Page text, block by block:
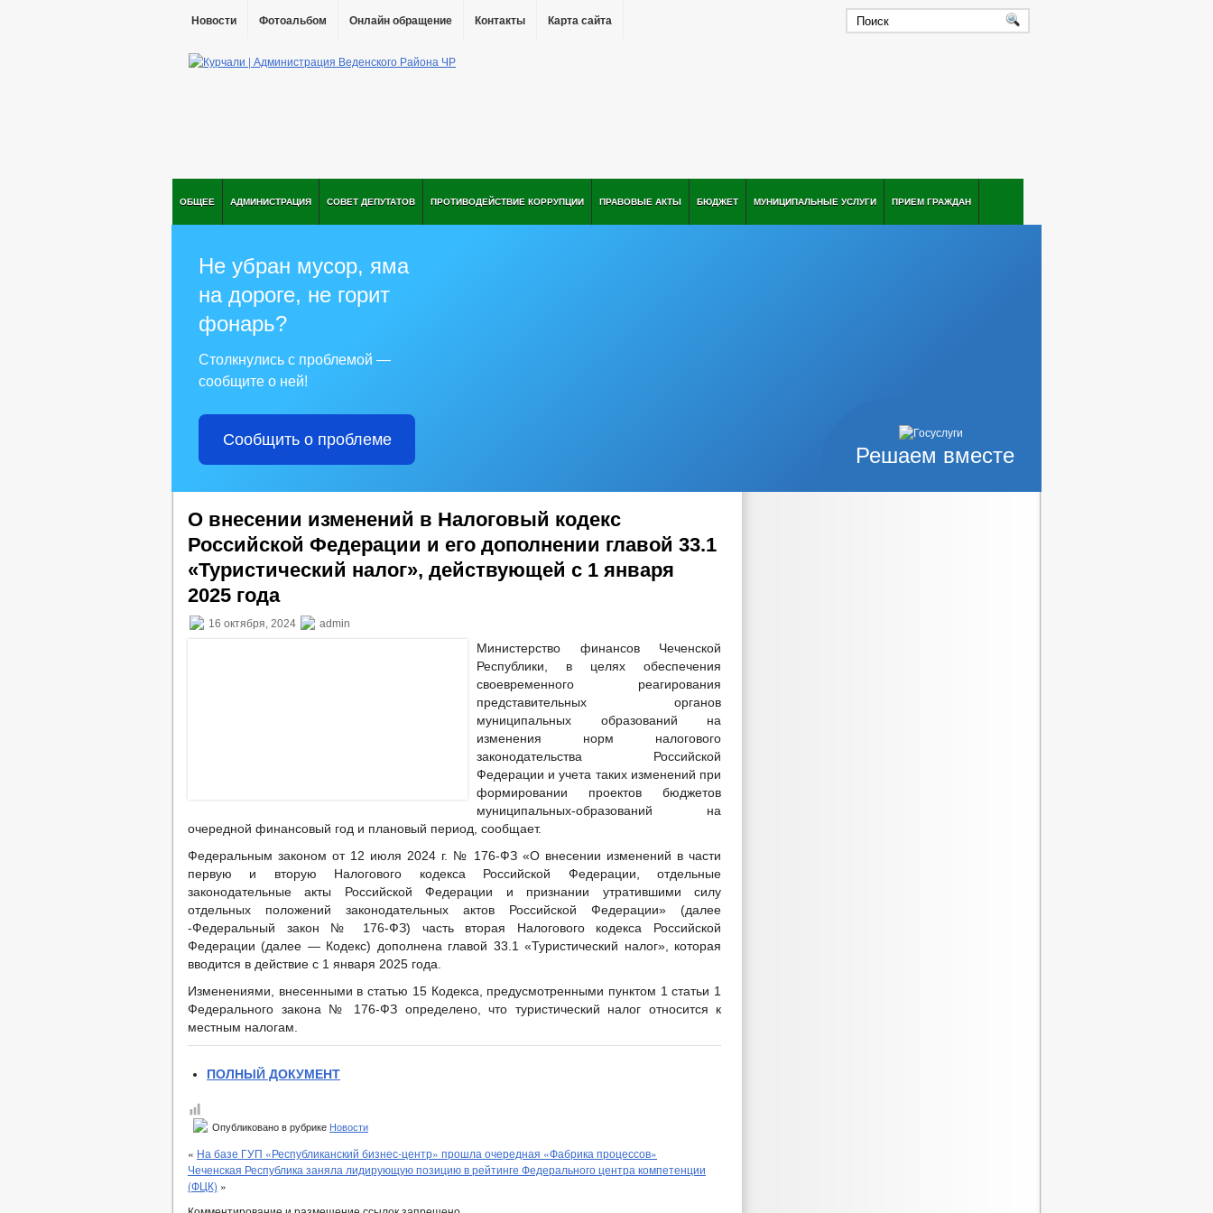
Новости Фотоальбом Онлайн обращение Контакты Карта сайта
ОБЩЕЕ АДМИНИСТРАЦИЯ СОВЕТ ДЕПУТАТОВ ПРОТИВОДЕЙСТВИЕ КОРРУПЦИИ ПРАВОВЫЕ АКТЫ БЮДЖЕТ МУНИЦИПАЛЬНЫЕ УСЛУГИ ПРИЕМ ГРАЖДАН
Решаем вместе
Не убран мусор, яма
на дороге, не горит
фонарь?
Столкнулись с проблемой —
сообщите о ней!
Сообщить о проблеме
О внесении изменений в Налоговый кодекс
Российской Федерации и его дополнении главой 33.1
«Туристический налог», действующей с 1 января
2025 года
16 октября, 2024 admin
Министерство финансов Чеченской
Республики, в целях обеспечения
своевременного реагирования
представительных органов
муниципальных образований на
изменения норм налогового
законодательства Российской
Федерации и учета таких изменений при
формировании проектов бюджетов
муниципальных-образований на
очередной финансовый год и плановый период, сообщает.
Федеральным законом от 12 июля 2024 г. № 176-ФЗ «О внесении изменений в части
первую и вторую Налогового кодекса Российской Федерации, отдельные
законодательные акты Российской Федерации и признании утратившими силу
отдельных положений законодательных актов Российской Федерации» (далее
-Федеральный закон № 176-ФЗ) часть вторая Налогового кодекса Российской
Федерации (далее — Кодекс) дополнена главой 33.1 «Туристический налог», которая
вводится в действие с 1 января 2025 года.
Изменениями, внесенными в статью 15 Кодекса, предусмотренными пунктом 1 статьи 1
Федерального закона № 176-ФЗ определено, что туристический налог относится к
местным налогам.
ПОЛНЫЙ ДОКУМЕНТ
Опубликовано в рубрике Новости
« На базе ГУП «Республиканский бизнес-центр» прошла очередная «Фабрика процессов»
Чеченская Республика заняла лидирующую позицию в рейтинге Федерального центра компетенции
(ФЦК) »